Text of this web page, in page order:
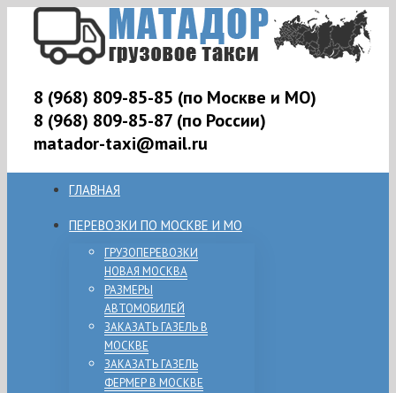
8 (968) 809-85-85 (по Москве и МО)
8 (968) 809-85-87 (по России)
matador-taxi@mail.ru
ГЛАВНАЯ
ПЕРЕВОЗКИ ПО МОСКВЕ И МО
ГРУЗОПЕРЕВОЗКИ
НОВАЯ МОСКВА
РАЗМЕРЫ
АВТОМОБИЛЕЙ
ЗАКАЗАТЬ ГАЗЕЛЬ В
МОСКВЕ
ЗАКАЗАТЬ ГАЗЕЛЬ
ФЕРМЕР В МОСКВЕ